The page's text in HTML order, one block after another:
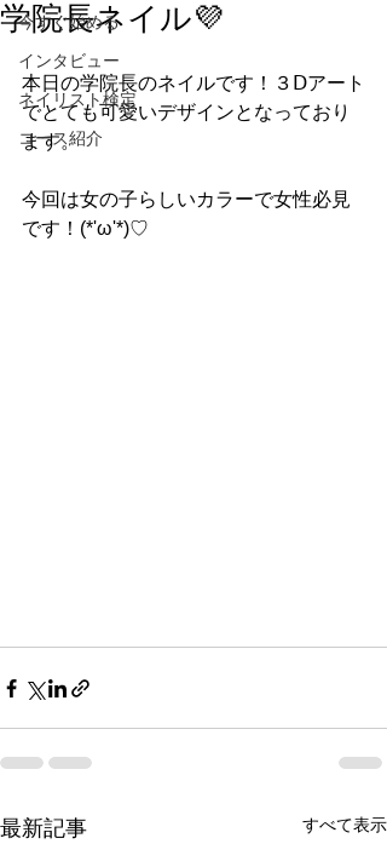
今すぐ始める
インタビュー
ネイリスト検定
コース紹介
学院長ネイル💜
本日の学院長のネイルです！３Ⅾアート
でとても可愛いデザインとなっており
ます。
今回は女の子らしいカラーで女性必見
です！(*'ω'*)♡
最新記事 すべて表示